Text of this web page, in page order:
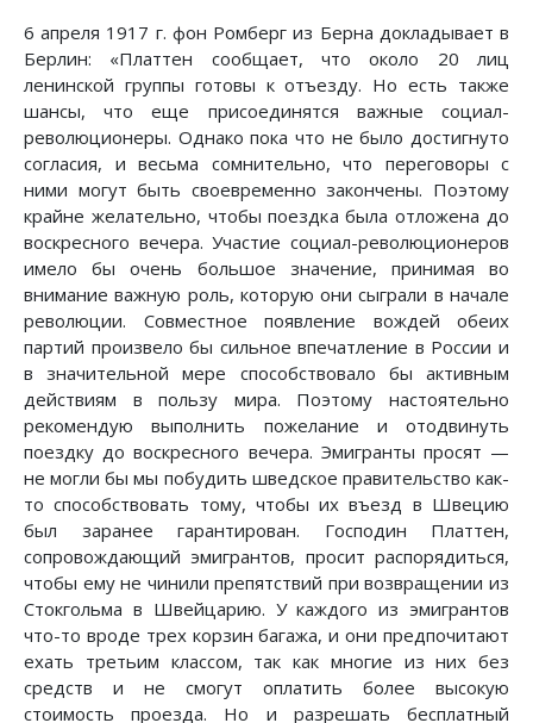
6 апреля 1917 г. фон Ромберг из Берна докладывает в
Берлин: «Платтен сообщает, что около 20 лиц
ленинской группы готовы к отъезду. Но есть также
шансы, что еще присоединятся важные социал-
революционеры. Однако пока что не было достигнуто
согласия, и весьма сомнительно, что переговоры с
ними могут быть своевременно закончены. Поэтому
крайне желательно, чтобы поездка была отложена до
воскресного вечера. Участие социал-революционеров
имело бы очень большое значение, принимая во
внимание важную роль, которую они сыграли в начале
революции. Совместное появление вождей обеих
партий произвело бы сильное впечатление в России и
в значительной мере способствовало бы активным
действиям в пользу мира. Поэтому настоятельно
рекомендую выполнить пожелание и отодвинуть
поездку до воскресного вечера. Эмигранты просят —
не могли бы мы побудить шведское правительство как-
то способствовать тому, чтобы их въезд в Швецию
был заранее гарантирован. Господин Платтен,
сопровождающий эмигрантов, просит распорядиться,
чтобы ему не чинили препятствий при возвращении из
Стокгольма в Швейцарию. У каждого из эмигрантов
что-то вроде трех корзин багажа, и они предпочитают
ехать третьим классом, так как многие из них без
средств и не смогут оплатить более высокую
стоимость проезда. Но и разрешать бесплатный